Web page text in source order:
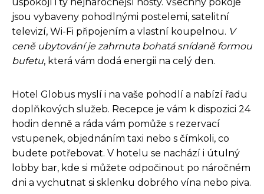
jsou vybaveny pohodlnými postelemi, satelitní
televizí, Wi-Fi připojením a vlastní koupelnou. V
ceně ubytování je zahrnuta bohatá snídaně formou
bufetu, která vám dodá energii na celý den.
Hotel Globus myslí i na vaše pohodlí a nabízí řadu
doplňkových služeb. Recepce je vám k dispozici 24
hodin denně a ráda vám pomůže s rezervací
vstupenek, objednáním taxi nebo s čímkoli, co
budete potřebovat. V hotelu se nachází i útulný
lobby bar, kde si můžete odpočinout po náročném
dni a vychutnat si sklenku dobrého vína nebo piva.